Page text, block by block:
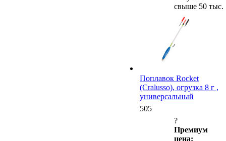
свыше 50 тыс.
Поплавок Rocket
(Cralusso), огрузка 8 г ,
универсальный
505
?
Премиум
цена: